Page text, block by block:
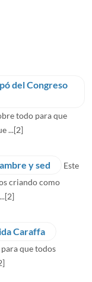
del Congreso
todo para que
...[2]
y sed
Este
criando como
[2]
Caraffa
que todos